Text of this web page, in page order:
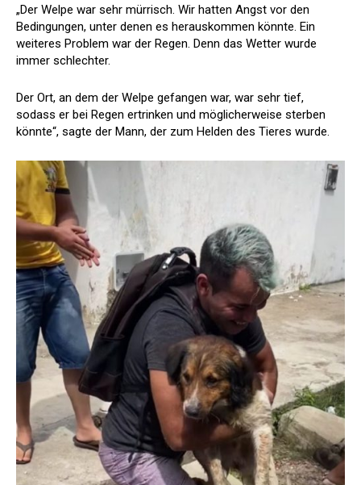
„Der Welpe war sehr mürrisch. Wir hatten Angst vor den
Bedingungen, unter denen es herauskommen könnte. Ein
weiteres Problem war der Regen. Denn das Wetter wurde
immer schlechter.
Der Ort, an dem der Welpe gefangen war, war sehr tief,
sodass er bei Regen ertrinken und möglicherweise sterben
könnte“, sagte der Mann, der zum Helden des Tieres wurde.